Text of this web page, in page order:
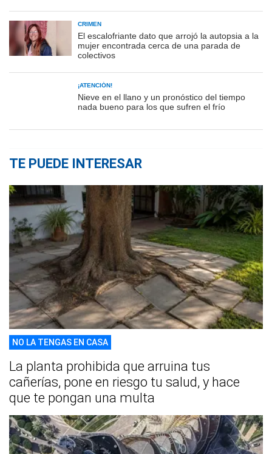
CRIMEN
El escalofriante dato que arrojó la autopsia a la
mujer encontrada cerca de una parada de
colectivos
¡ATENCIÓN!
Nieve en el llano y un pronóstico del tiempo
nada bueno para los que sufren el frío
TE PUEDE INTERESAR
NO LA TENGAS EN CASA
La planta prohibida que arruina tus
cañerías, pone en riesgo tu salud, y hace
que te pongan una multa